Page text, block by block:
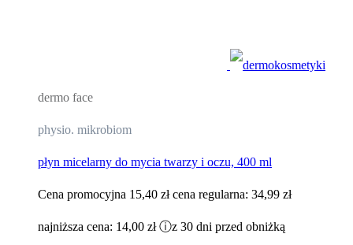
dermo face
physio. mikrobiom
płyn micelarny do mycia twarzy i oczu, 400 ml
Cena promocyjna 15,40 zł cena regularna: 34,99 zł
najniższa cena: 14,00 zł ⓘz 30 dni przed obniżką